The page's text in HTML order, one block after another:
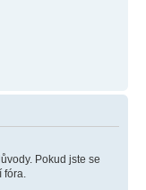
Pokud jste se
fóra.